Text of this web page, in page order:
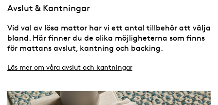
Avslut & Kantningar
Vid val av lösa mattor har vi ett antal tillbehör att välja
bland. Här finner du de olika möjligheterna som finns
för mattans avslut, kantning och backing.
Läs mer om våra avslut och kantningar